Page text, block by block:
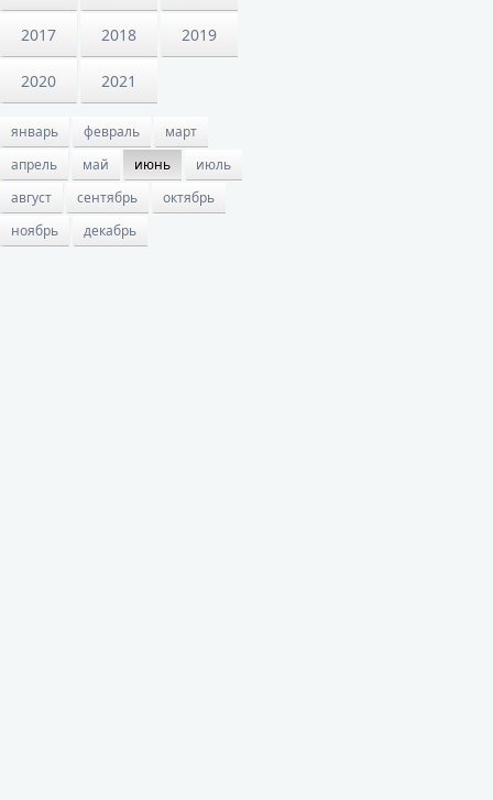
2017 2018 2019
2020 2021
январь февраль
март
апрель
май июнь
июль
август
сентябрь
октябрь
ноябрь
декабрь